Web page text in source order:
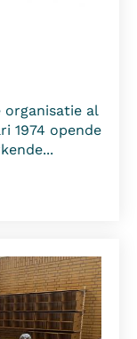
al
1974 opende